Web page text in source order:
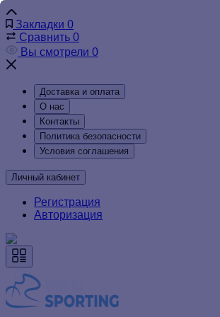
Закладки 0
Сравнить 0
Вы смотрели 0
Доставка и оплата
О нас
Контакты
Политика безопасности
Условия соглашения
Личный кабинет
Регистрация
Авторизация